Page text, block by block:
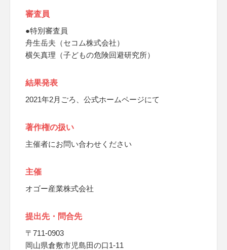
審査員
●特別審査員
舟生岳夫（セコム株式会社）
横矢真理（子どもの危険回避研究所）
結果発表
2021年2月ごろ、公式ホームページにて
著作権の扱い
主催者にお問い合わせください
主催
オゴー産業株式会社
提出先・問合先
〒711-0903
岡山県倉敷市児島田の口1-11